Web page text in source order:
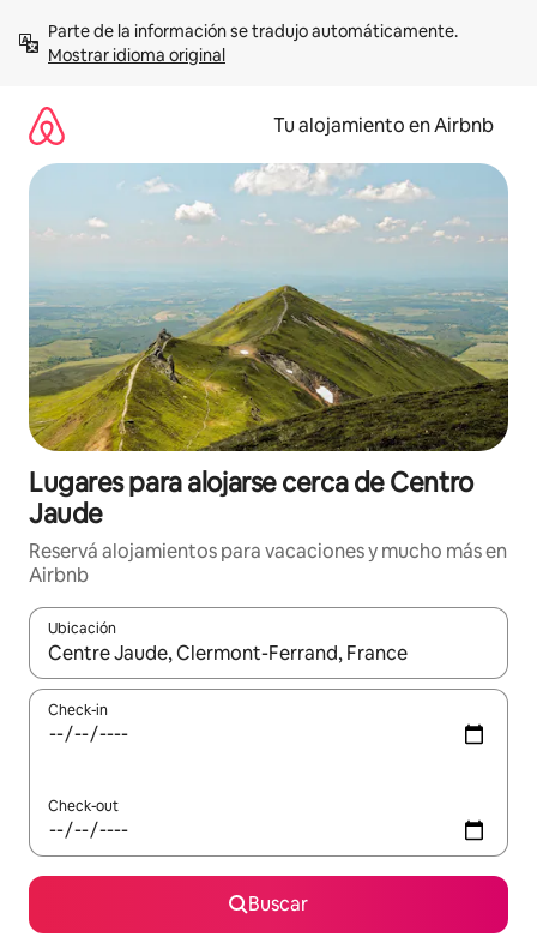
contenidoMostrar idioma original
Tu alojamiento en Airbnb
Lugares para alojarse cerca de Centro
Jaude
Reservá alojamientos para vacaciones y mucho más en
Airbnb
Ubicación
Cuando los resultados estén disponibles, navegá con las
Check-in
Check-out
Buscar